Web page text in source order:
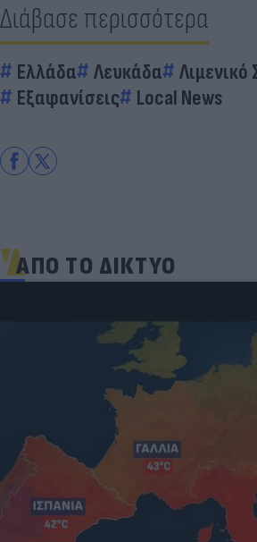
Διάβασε περισσότερα
Ελλάδα Λευκάδα
Εξαφανίσεις
Local News
ΑΠΟ ΤΟ ΔΙΚΤΥΟ
Τουρκικές προκλήσεις στο